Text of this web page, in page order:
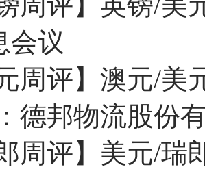
会议
周评】澳元/
德邦物流股份
郎周评】美元/